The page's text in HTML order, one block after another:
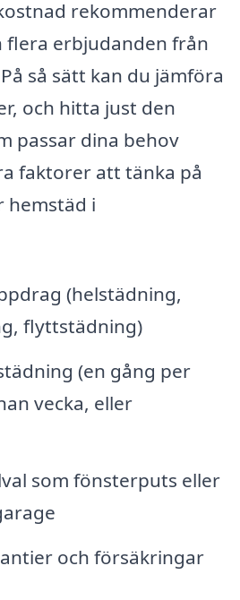
rekommenderar
flera erbjudanden från
så sätt kan du jämföra
och hitta just den
passar dina behov
faktorer att tänka på
hemstäd i
(helstädning,
flyttstädning)
(en gång per
vecka, eller
som fönsterputs eller
och försäkringar